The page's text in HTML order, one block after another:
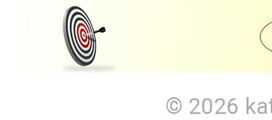
© 2026